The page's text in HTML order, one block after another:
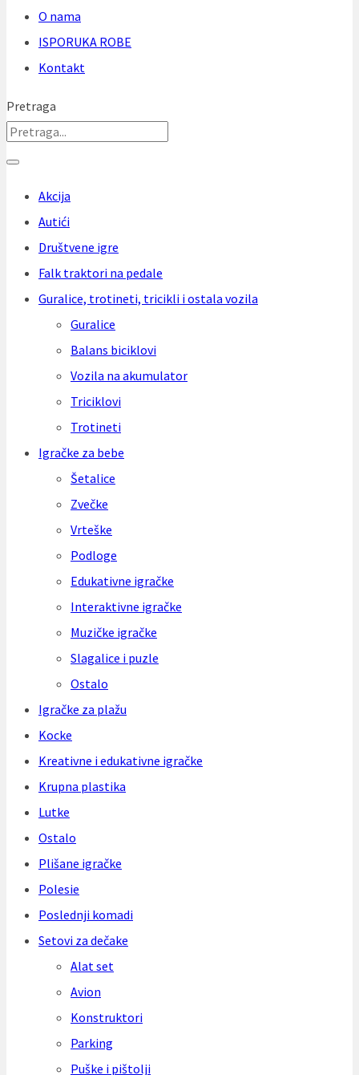
O nama
ISPORUKA ROBE
Kontakt
Pretraga
Akcija
Autići
Društvene igre
Falk traktori na pedale
Guralice, trotineti, tricikli i ostala vozila
Guralice
Balans biciklovi
Vozila na akumulator
Triciklovi
Trotineti
Igračke za bebe
Šetalice
Zvečke
Vrteške
Podloge
Edukativne igračke
Interaktivne igračke
Muzičke igračke
Slagalice i puzle
Ostalo
Igračke za plažu
Kocke
Kreativne i edukativne igračke
Krupna plastika
Lutke
Ostalo
Plišane igračke
Polesie
Poslednji komadi
Setovi za dečake
Alat set
Avion
Konstruktori
Parking
Puške i pištolji